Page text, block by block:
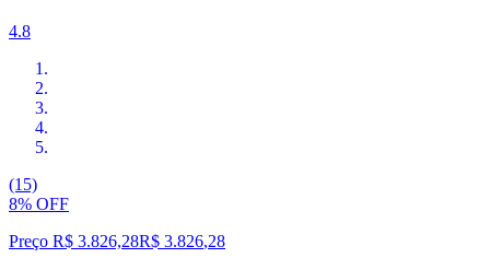
4.8
(15)
8% OFF
Preço R$ 3.826,28R$ 3.826,28